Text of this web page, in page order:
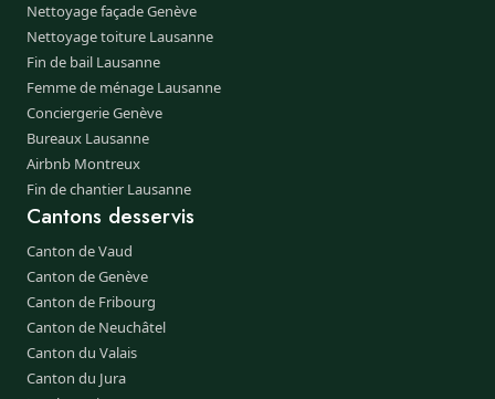
Nettoyage façade Genève
Nettoyage toiture Lausanne
Fin de bail Lausanne
Femme de ménage Lausanne
Conciergerie Genève
Bureaux Lausanne
Airbnb Montreux
Fin de chantier Lausanne
Cantons desservis
Canton de Vaud
Canton de Genève
Canton de Fribourg
Canton de Neuchâtel
Canton du Valais
Canton du Jura